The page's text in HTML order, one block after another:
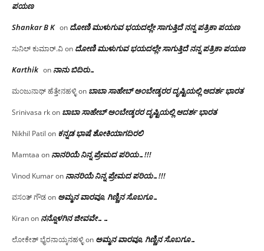
ಪಯಣ
Shankar B K on ದೋಣಿ ಮುಳುಗುವ ಭಯದಲ್ಲೇ ಸಾಗುತ್ತಿದೆ ನನ್ನ ಪತ್ರಿಕಾ ಪಯಣ
ಸುನಿಲ್ ಕುಮಾರ್.ವಿon ದೋಣಿ ಮುಳುಗುವ ಭಯದಲ್ಲೇ ಸಾಗುತ್ತಿದೆ ನನ್ನ ಪತ್ರಿಕಾ ಪಯಣ
Karthik on ನಾನು ಬಿದಿರು…
ಮಂಜುನಾಥ್ ಹೆತ್ತೇನಹಳ್ಳಿon ಬಾಬಾ ಸಾಹೇಬ್ ಅಂಬೇಡ್ಕರರ ದೃಷ್ಟಿಯಲ್ಲಿ ಆದರ್ಶ ಭಾರತ
Srinivasa rkon ಬಾಬಾ ಸಾಹೇಬ್ ಅಂಬೇಡ್ಕರರ ದೃಷ್ಟಿಯಲ್ಲಿ ಆದರ್ಶ ಭಾರತ
Nikhil Patil on ಕನ್ನಡ ಭಾಷೆ ಶೋಕಿಯಾಗದಿರಲಿ
Mamtaa on ನಾನರಿಯೆ ನಿನ್ನ ಪ್ರೇಮದ ಪರಿಯ…!!!
Vinod Kumaron ನಾನರಿಯೆ ನಿನ್ನ ಪ್ರೇಮದ ಪರಿಯ…!!!
ವಸಂತ್ ಗೌಡon ಅಮ್ಮನ ವಾರವೂ, ಗಿಣ್ಣಿನ ಸೊಬಗೂ…
Kiranon ನನ್ನೊಳಗಿನ ಜೀವವೇ……
ಲೋಕೇಶ್ ಭೈರನಾಯ್ಕನಹಳ್ಳಿon ಅಮ್ಮನ ವಾರವೂ, ಗಿಣ್ಣಿನ ಸೊಬಗೂ…